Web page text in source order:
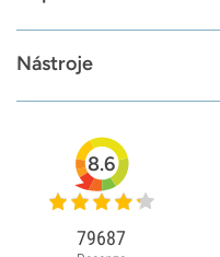
Nástroje
8.6
79687